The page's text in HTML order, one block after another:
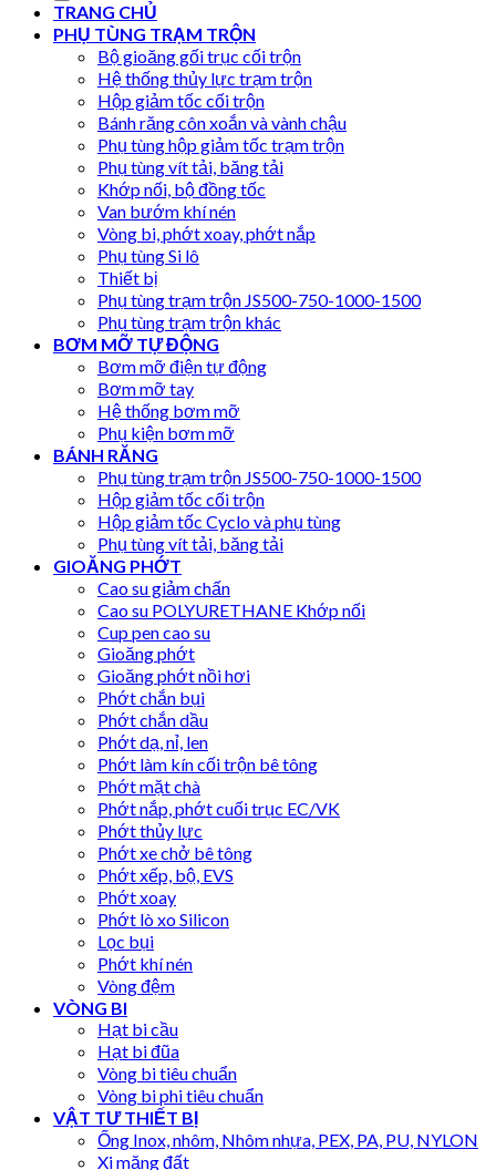
TRANG CHỦ
PHỤ TÙNG TRẠM TRỘN
Bộ gioăng gối trục cối trộn
Hệ thống thủy lực trạm trộn
Hộp giảm tốc cối trộn
Bánh răng côn xoắn và vành chậu
Phụ tùng hộp giảm tốc trạm trộn
Phụ tùng vít tải, băng tải
Khớp nối, bộ đồng tốc
Van bướm khí nén
Vòng bi, phớt xoay, phớt nắp
Phụ tùng Si lô
Thiết bị
Phụ tùng trạm trộn JS500-750-1000-1500
Phụ tùng trạm trộn khác
BƠM MỠ TỰ ĐỘNG
Bơm mỡ điện tự động
Bơm mỡ tay
Hệ thống bơm mỡ
Phụ kiện bơm mỡ
BÁNH RĂNG
Phụ tùng trạm trộn JS500-750-1000-1500
Hộp giảm tốc cối trộn
Hộp giảm tốc Cyclo và phụ tùng
Phụ tùng vít tải, băng tải
GIOĂNG PHỚT
Cao su giảm chấn
Cao su POLYURETHANE Khớp nối
Cup pen cao su
Gioăng phớt
Gioăng phớt nồi hơi
Phớt chắn bụi
Phớt chắn dầu
Phớt dạ, nỉ, len
Phớt làm kín cối trộn bê tông
Phớt mặt chà
Phớt nắp, phớt cuối trục EC/VK
Phớt thủy lực
Phớt xe chở bê tông
Phớt xếp, bộ, EVS
Phớt xoay
Phớt lò xo Silicon
Lọc bụi
Phớt khí nén
Vòng đệm
VÒNG BI
Hạt bi cầu
Hạt bi đũa
Vòng bi tiêu chuẩn
Vòng bi phi tiêu chuẩn
VẬT TƯ THIẾT BỊ
Ống Inox, nhôm, Nhôm nhựa, PEX, PA, PU, NYLON
Xi măng đất